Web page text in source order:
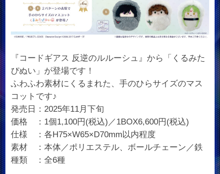
『コードギアス 反逆のルルーシュ』から「くるみた
ぴぬい」が登場です！
ふわふわ素材にくるまれた、手のひらサイズのマス
コットです♪
発売日：2025年11月下旬
価格 ：1個1,100円(税込)／1BOX6,600円(税込)
仕様 ：各H75×W65×D70mm以内程度
素材 ：本体／ポリエステル、ボールチェーン／鉄
種類 ：全6種